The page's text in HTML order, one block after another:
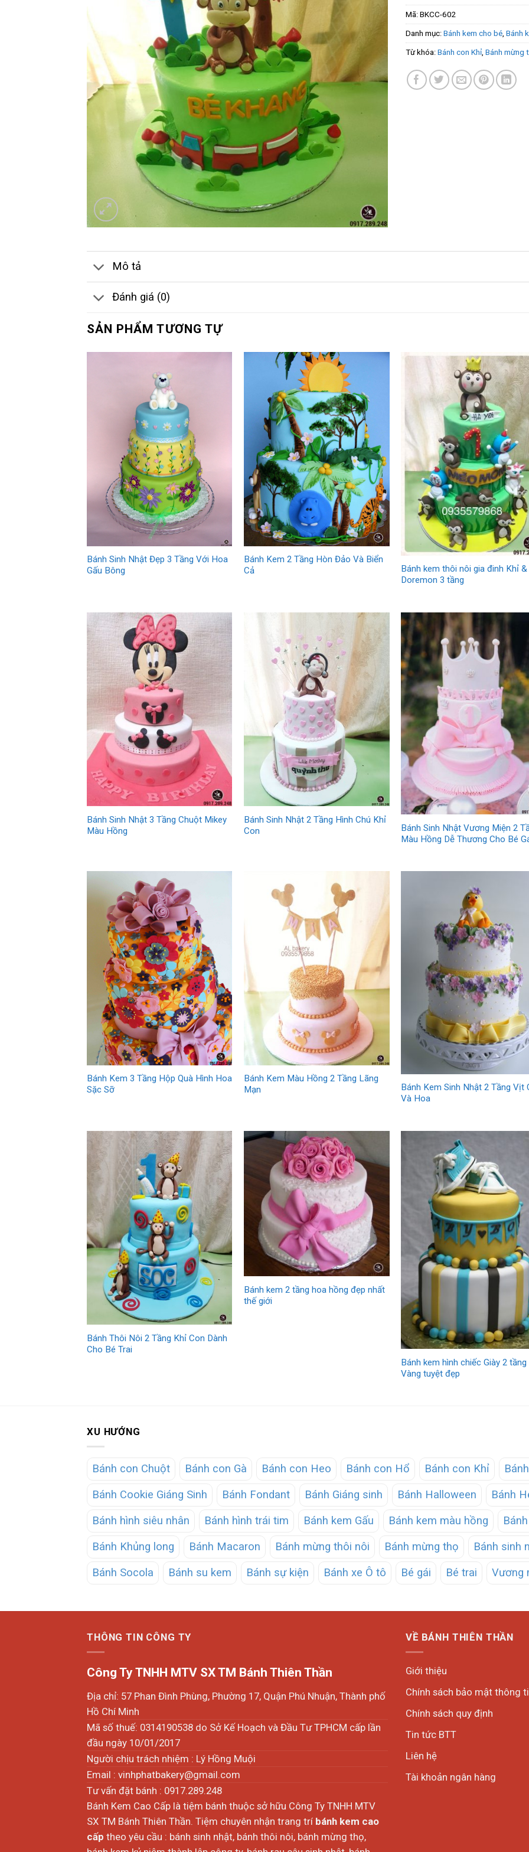
Mã: BKCC-602
Danh mục: Bánh kem cho bé, Bánh
Từ khóa: Bánh con Khỉ, Bánh mừng
Mô tả
Đánh giá (0)
SẢN PHẨM TƯƠNG TỰ
Bánh Sinh Nhật Đẹp 3 Tầng Với Hoa
Gấu Bông
Bánh Kem 2 Tầng Hòn Đảo Và Biển
Cả
Bánh kem thôi nôi gia đinh Khỉ &
Doremon 3 tầng
Bánh Sinh Nhật 3 Tầng Chuột Mikey
Màu Hồng
Bánh Sinh Nhật 2 Tầng Hình Chú Khỉ
Con
Bánh Sinh Nhật Vương Miện 2
Màu Hồng Dễ Thương Cho Bé
Bánh Kem 3 Tầng Hộp Quà Hình Hoa
Sặc Sỡ
Bánh Kem Màu Hồng 2 Tầng Lãng
Mạn
Bánh Kem Sinh Nhật 2 Tầng Vịt
Và Hoa
Bánh Thôi Nôi 2 Tầng Khỉ Con Dành
Cho Bé Trai
Bánh kem 2 tầng hoa hồng đẹp nhất
thế giới
Bánh kem hình chiếc Giày 2
Vàng tuyệt đẹp
XU HƯỚNG
Bánh con Chuột Bánh con Gà Bánh con Heo Bánh con Hổ Bánh con Khỉ
Bánh Cookie Giáng Sinh
Bánh Fondant Bánh Giáng sinh Bánh Halloween
Bánh
Bánh hình siêu nhân
Bánh hình trái tim Bánh kem Gấu Bánh kem màu hồng
Bánh Khủng long
Bánh Macaron Bánh mừng thôi nôi Bánh mừng thọ
Bánh sinh
Bánh Socola
Bánh su kem Bánh sự kiện Bánh xe Ô tô Bé gái Bé trai Vương
THÔNG TIN CÔNG TY
Công Ty TNHH MTV SX TM Bánh Thiên Thần
Địa chỉ: 57 Phan Đình Phùng, Phường 17, Quận Phú Nhuận, Thành phố
Hồ Chí Minh
Mã số thuế: 0314190538 do Sở Kế Hoạch và Đầu Tư TPHCM cấp lần
đầu ngày 10/01/2017
Người chịu trách nhiệm : Lý Hồng Muội
Email : vinhphatbakery@gmail.com
Tư vấn đặt bánh : 0917.289.248
Bánh Kem Cao Cấp là tiệm bánh thuộc sở hữu Công Ty TNHH MTV
SX TM Bánh Thiên Thần. Tiệm chuyên nhận trang trí bánh kem cao
cấp theo yêu cầu : bánh sinh nhật, bánh thôi nôi, bánh mừng thọ,
VỀ BÁNH THIÊN THẦN
Giới thiệu
Chính sách bảo mật thông
Chính sách quy định
Tin tức BTT
Liên hệ
Tài khoản ngân hàng